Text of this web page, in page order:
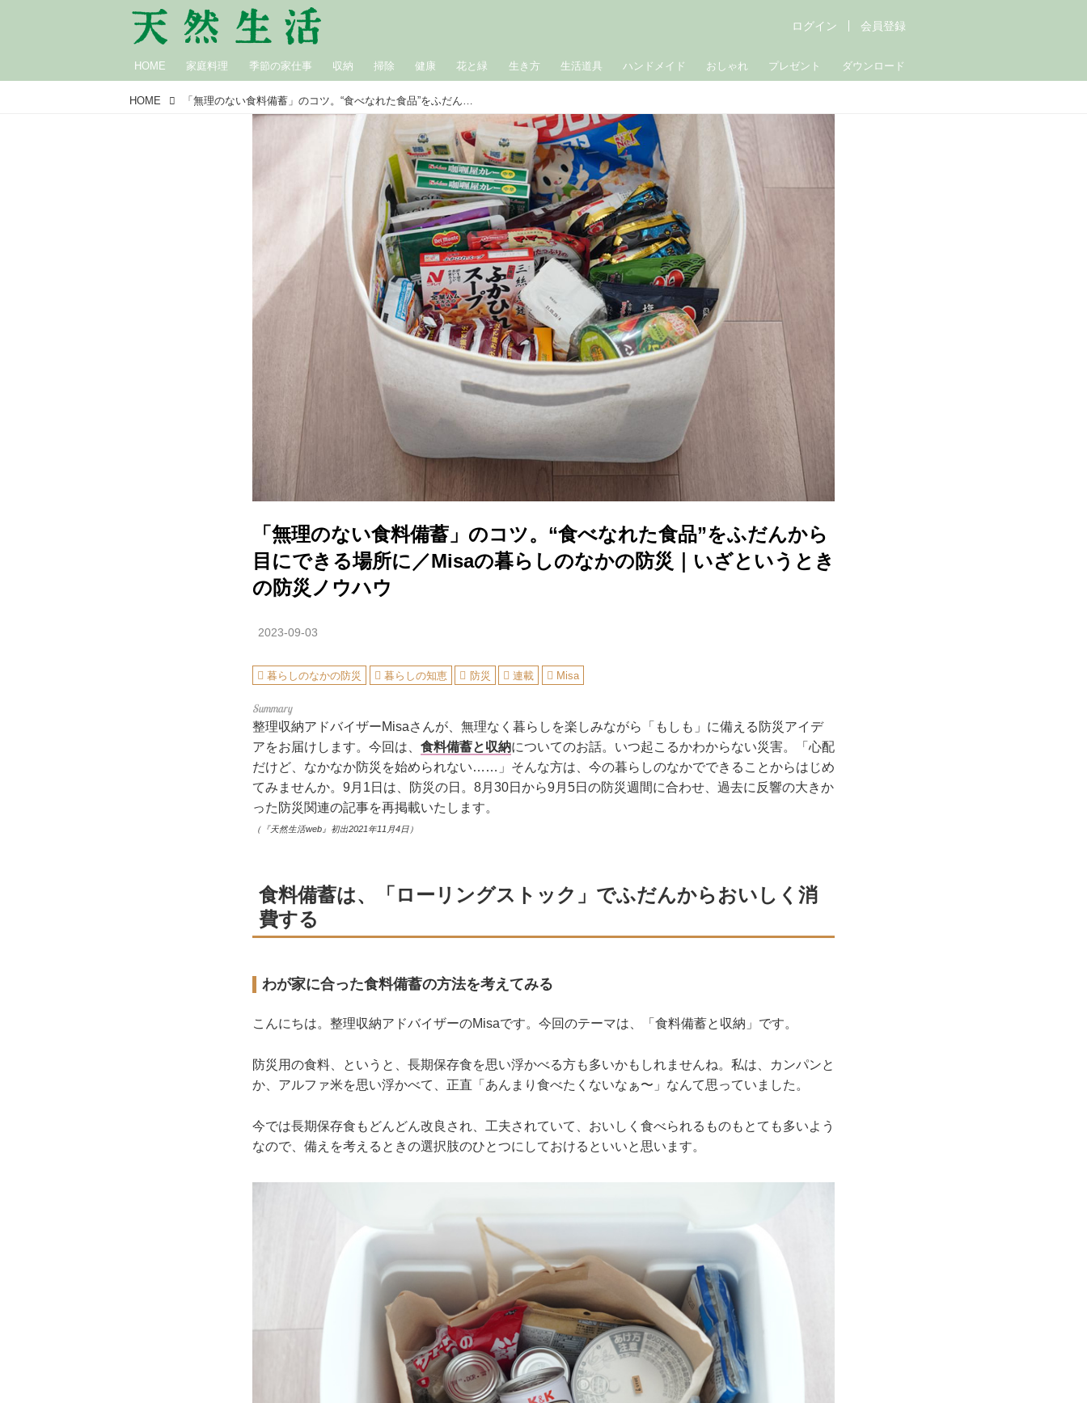
HOME 家庭料理 季節の家仕事 収納 掃除 健康 花と緑 生き方 生活道具 ハンドメイド おしゃれ プレゼント ダウンロード
ログイン 会員登録
HOME 「無理のない食料備蓄」のコツ。“食べなれた食品”をふだんから目にできる場所に／Misaの暮らしのなかの防災｜いざというときの防災ノウハウ
「無理のない食料備蓄」のコツ。“食べなれた食品”をふだんから
目にできる場所に／Misaの暮らしのなかの防災｜いざというとき
の防災ノウハウ
2023-09-03
暮らしのなかの防災 暮らしの知恵 防災 連載 Misa
整理収納アドバイザーMisaさんが、無理なく暮らしを楽しみながら「もしも」に備える防災アイデ
アをお届けします。今回は、 食料備蓄と収納についてのお話。いつ起こるかわからない災害。「心配
だけど、なかなか防災を始められない……」そんな方は、今の暮らしのなかでできることからはじめ
てみませんか。9月1日は、防災の日。8月30日から9月5日の防災週間に合わせ、過去に反響の大きか
った防災関連の記事を再掲載いたします。
（『天然生活web』初出2021年11月4日）
食料備蓄は、「ローリングストック」でふだんからおいしく消
費する
わが家に合った食料備蓄の方法を考えてみる
こんにちは。整理収納アドバイザーのMisaです。今回のテーマは、「食料備蓄と収納」です。
防災用の食料、というと、長期保存食を思い浮かべる方も多いかもしれませんね。私は、カンパンと
か、アルファ米を思い浮かべて、正直「あんまり食べたくないなぁ〜」なんて思っていました。
今では長期保存食もどんどん改良され、工夫されていて、おいしく食べられるものもとても多いよう
なので、備えを考えるときの選択肢のひとつにしておけるといいと思います。